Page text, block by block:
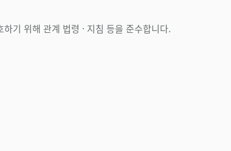
기 위해 관계 법령 · 지침 등을 준수합니다.